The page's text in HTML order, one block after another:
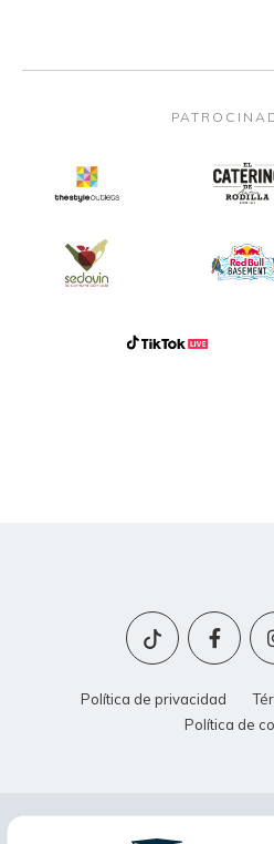
Política de privacidad
Política de